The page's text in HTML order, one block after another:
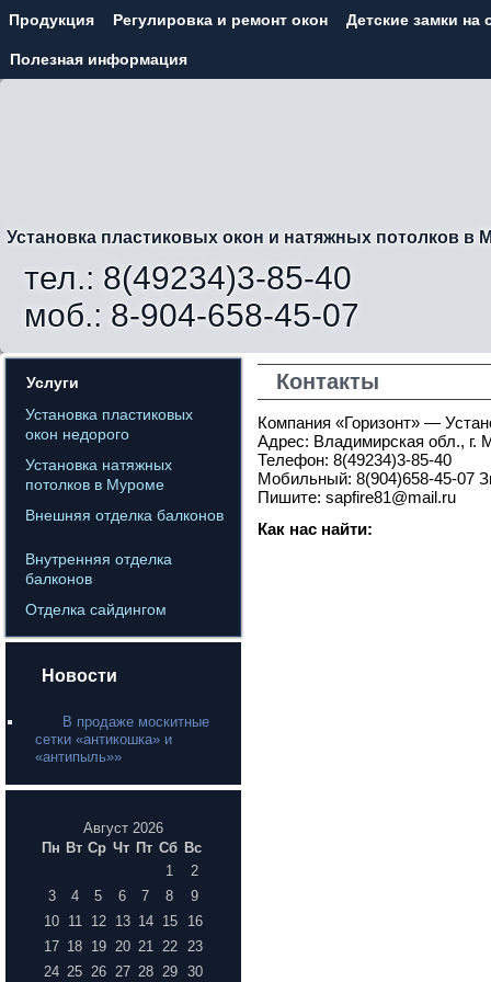
Продукция Регулировка и ремонт окон Детские замки на
Полезная информация
тел.: 8(49234)3-85-40
моб.: 8-904-658-45-07
Установка пластиковых окон и натяжных потолков в
Услуги
Установка пластиковых
окон недорого
Установка натяжных
потолков в Муроме
Внешняя отделка балконов
Внутренняя отделка
балконов
Отделка сайдингом
Новости
В продаже москитные
сетки «антикошка» и
«антипыль»»
Август 2026
Пн Вт Ср Чт Пт Сб Вс
1
2
3
4 5 6 7 8
9
10 11 12 13 14 15
16
17 18 19 20 21 22
23
24 25 26 27 28 29 30
Контакты
Компания «Горизонт» —
Адрес: Владимирская обл., г.
Телефон: 8(49234)3-85-40
Мобильный: 8(904)658-45-07
Пишите: sapfire81@mail.ru
Как нас найти: